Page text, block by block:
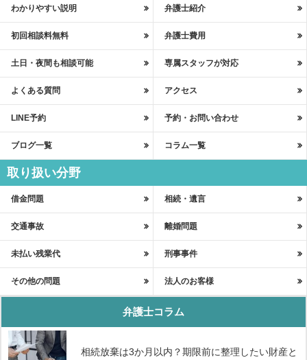
わかりやすい説明 弁護士紹介
初回相談料無料 弁護士費用
土日・夜間も相談可能 専属スタッフが対応
よくある質問 アクセス
LINE予約 予約・お問い合わせ
ブログ一覧 コラム一覧
取り扱い分野
借金問題 相続・遺言
交通事故 離婚問題
未払い残業代 刑事事件
その他の問題 法人のお客様
弁護士コラム
相続放棄は3か月以内？期限前に整理したい財産と